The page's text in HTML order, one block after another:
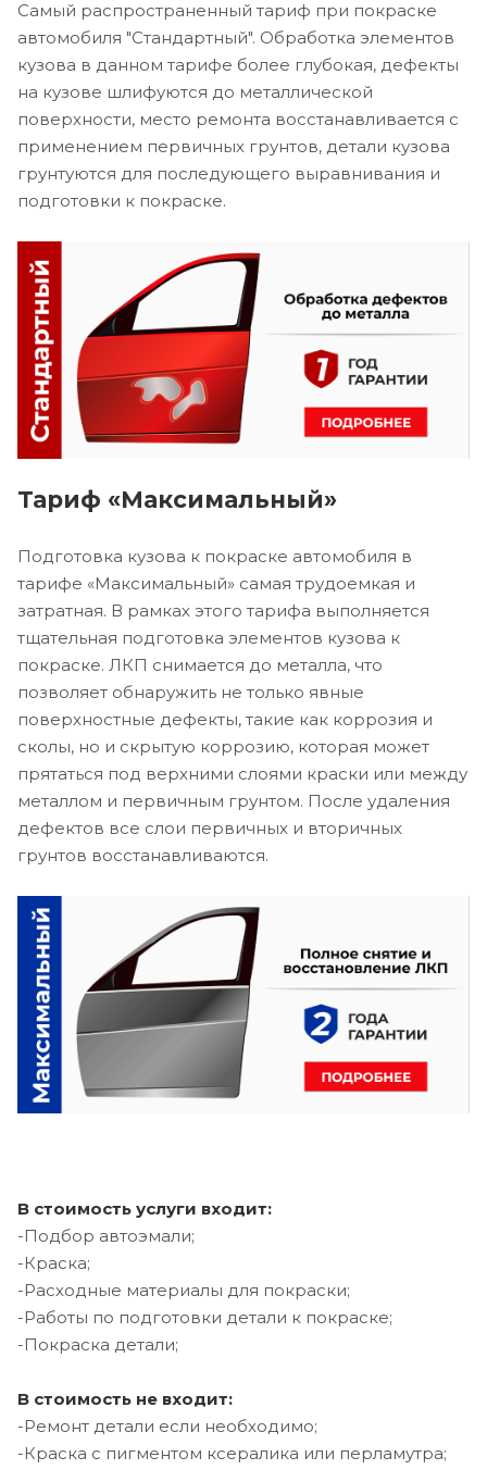
Самый распространенный тариф при покраске
автомобиля "Стандартный". Обработка элементов
кузова в данном тарифе более глубокая, дефекты
на кузове шлифуются до металлической
поверхности, место ремонта восстанавливается с
применением первичных грунтов, детали кузова
грунтуются для последующего выравнивания и
подготовки к покраске.
Тариф «Максимальный»
Подготовка кузова к покраске автомобиля в
тарифе «Максимальный» самая трудоемкая и
затратная. В рамках этого тарифа выполняется
тщательная подготовка элементов кузова к
покраске. ЛКП снимается до металла, что
позволяет обнаружить не только явные
поверхностные дефекты, такие как коррозия и
сколы, но и скрытую коррозию, которая может
прятаться под верхними слоями краски или между
металлом и первичным грунтом. После удаления
дефектов все слои первичных и вторичных
грунтов восстанавливаются.
В стоимость услуги входит:
-Подбор автоэмали;
-Краска;
-Расходные материалы для покраски;
-Работы по подготовки детали к покраске;
-Покраска детали;
В стоимость не входит:
-Ремонт детали если необходимо;
-Краска с пигментом ксералика или перламутра;